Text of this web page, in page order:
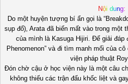
Nội dung:
Do một huyện tượng bí ẩn gọi là
sụp đổ), Arata đã biến mất vào trong một
của mình là Kasuga Hijiri. Để giải đáp
Phenomenon” và đi tìm manh mối của
viện pháp thuật
Đón chờ cậu ở học viện này là một câu
không thiếu các trận đấu khốc liệt và